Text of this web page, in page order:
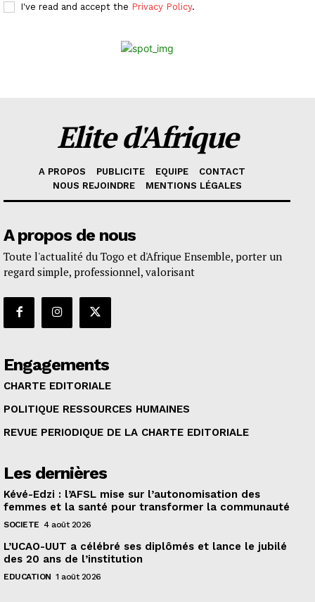
I've read and accept the Privacy Policy.
Elite d'Afrique
A PROPOS PUBLICITE EQUIPE
CONTACT
NOUS REJOINDRE
MENTIONS LÉGALES
A propos de nous
Toute l'actualité du Togo et d'Afrique Ensemble, porter un
regard simple, professionnel, valorisant
Engagements
CHARTE EDITORIALE
POLITIQUE RESSOURCES HUMAINES
REVUE PERIODIQUE DE LA CHARTE EDITORIALE
Les dernières
Kévé-Edzi : l’AFSL mise sur l’autonomisation des
femmes et la santé pour transformer la communauté
SOCIETE 4 août 2026
L’UCAO-UUT a célébré ses diplômés et lance le jubilé
des 20 ans de l’institution
EDUCATION 1 août 2026